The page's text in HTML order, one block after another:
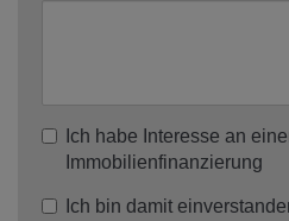
Ich habe Interesse an
Immobilienfinanzierung
Ich bin damit